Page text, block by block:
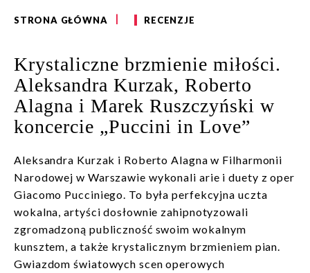
STRONA GŁÓWNA RECENZJE
Krystaliczne brzmienie miłości.
Aleksandra Kurzak, Roberto
Alagna i Marek Ruszczyński w
koncercie „Puccini in Love”
Aleksandra Kurzak i Roberto Alagna w Filharmonii
Narodowej w Warszawie wykonali arie i duety z oper
Giacomo Pucciniego. To była perfekcyjna uczta
wokalna, artyści dosłownie zahipnotyzowali
zgromadzoną publiczność swoim wokalnym
kunsztem, a także krystalicznym brzmieniem pian.
Gwiazdom światowych scen operowych